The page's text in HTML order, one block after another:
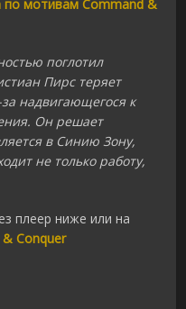
по мотивам Command &
поглотил
Пирс теряет
надвигающегося к
Он решает
в Синию Зону,
не только работу,
плеер ниже или на
Conquer